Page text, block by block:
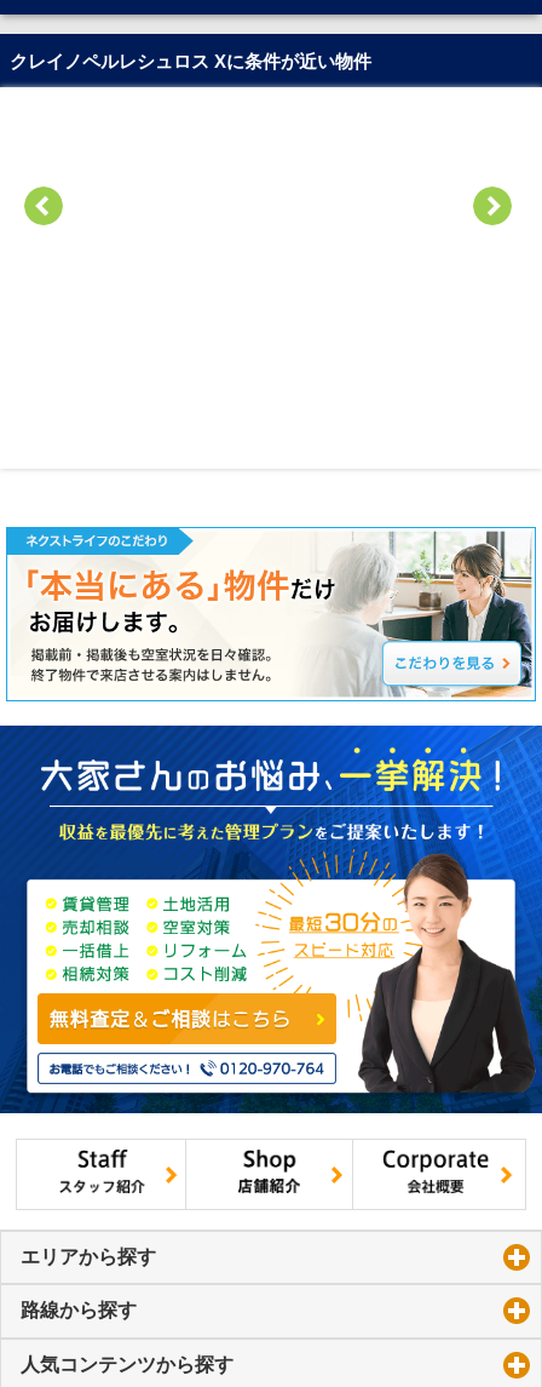
クレイノペルレシュロス Xに条件が近い物件
エリアから探す
路線から探す
人気コンテンツから探す